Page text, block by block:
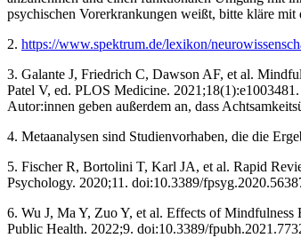
psychischen Vorerkrankungen weißt, bitte kläre
2. https://www.spektrum.de/lexikon/
3. Galante J, Friedrich C, Dawson AF, et al.
Patel V, ed. PLOS Medicine.
Autor:innen geben außerdem an, dass
4. Metaanalysen sind Studienvorhaben, die die
5. Fischer R, Bortolini T, Karl JA, et al. Rapid
Psychology. 2020;11. doi:10.3389/
6. Wu J, Ma Y, Zuo Y, et al. Effects of
Public Health. 2022;9. doi:10.3389/